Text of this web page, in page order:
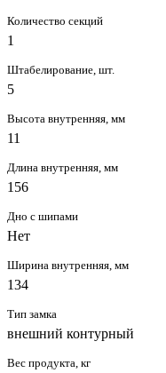
Количество секций
1
Штабелирование, шт.
5
Высота внутренняя, мм
11
Длина внутренняя, мм
156
Дно с шипами
Нет
Ширина внутренняя, мм
134
Тип замка
внешний контурный
Вес продукта, кг